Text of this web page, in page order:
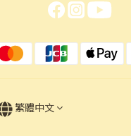
繁體中文